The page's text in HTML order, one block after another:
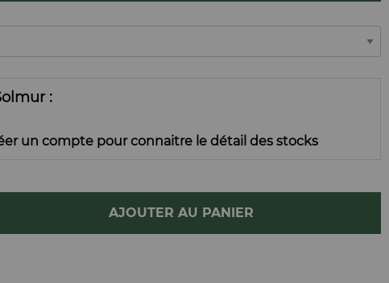
un compte pour connaitre le détail des stocks
AJOUTER AU PANIER